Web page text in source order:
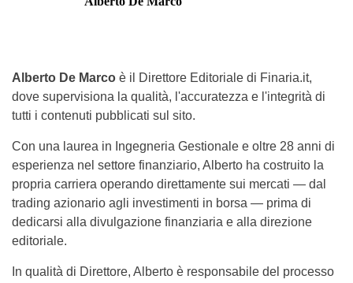
Alberto De Marco è il Direttore Editoriale di Finaria.it,
dove supervisiona la qualità, l'accuratezza e l'integrità di
tutti i contenuti pubblicati sul sito.
Con una laurea in Ingegneria Gestionale e oltre 28 anni di
esperienza nel settore finanziario, Alberto ha costruito la
propria carriera operando direttamente sui mercati — dal
trading azionario agli investimenti in borsa — prima di
dedicarsi alla divulgazione finanziaria e alla direzione
editoriale.
In qualità di Direttore, Alberto è responsabile del processo